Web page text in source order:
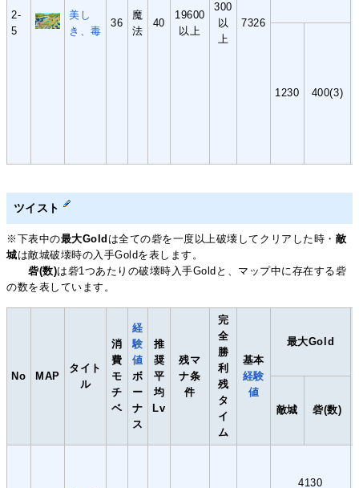
2-
5
美し
き、毒
36
魔
法
40
19600
以上
300
以
上
7326
1230 400(3)
ツイスト
※下表中の最大Gold は全ての砦を一度以上破壊してクリアした時・ 敵
城は敵城破壊時の入手Goldを表します。
砦(数)は砦1つあたりの破壊時入手Goldと、マップ中に存在する砦
の数を表しています。
No MAP
タイト
ル
消
費
モ
チ
ベ
経
験
値
ボ
ー
ナ
ス
推
奨
平
均
Lv
残マ
ナ条
件
完
全
勝
利
残
タ
イ
ム
基本
経験
値
最大Gold
敵城
砦(数)
4130